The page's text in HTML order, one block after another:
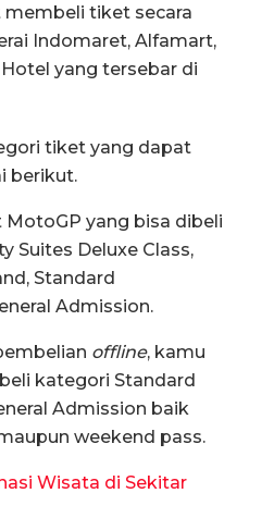
tiket secara
Indomaret, Alfamart,
yang tersebar di
tiket yang dapat
berikut.
MotoGP yang bisa dibeli
Suites Deluxe Class,
Standard
Admission.
offline, kamu
kategori Standard
Admission baik
weekend pass.
Wisata di Sekitar